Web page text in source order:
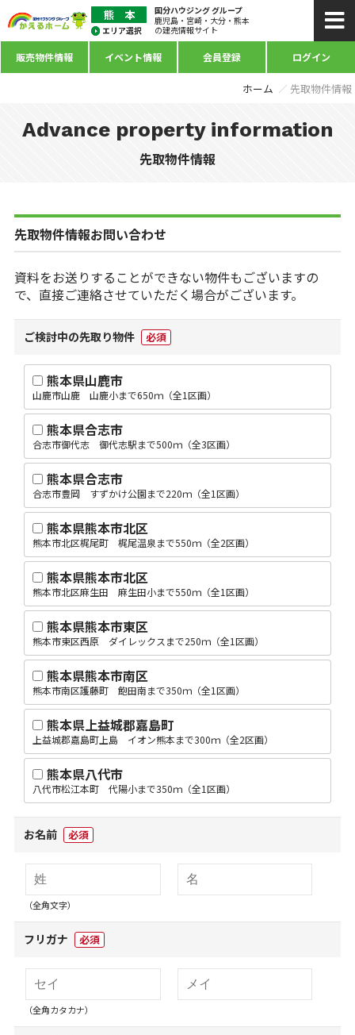
国分ハウジング グループ
鹿児島・宮崎・大分・熊本
の建売情報サイト
販売物件情報 イベント情報 会員登録 ログイン
ホーム 先取物件情報
Advance property information
先取物件情報
先取物件情報お問い合わせ
資料をお送りすることができない物件もございますの
で、直接ご連絡させていただく場合がございます。
ご検討中の先取り物件 必須
熊本県山鹿市
山鹿市山鹿 山鹿小まで650ｍ（全1区画）
熊本県合志市
合志市御代志 御代志駅まで500ｍ（全3区画）
熊本県合志市
合志市豊岡 すずかけ公園まで220ｍ（全1区画）
熊本県熊本市北区
熊本市北区梶尾町 梶尾温泉まで550ｍ（全2区画）
熊本県熊本市北区
熊本市北区麻生田 麻生田小まで550ｍ（全1区画）
熊本県熊本市東区
熊本市東区西原 ダイレックスまで250ｍ（全1区画）
熊本県熊本市南区
熊本市南区護藤町 飽田南まで350ｍ（全1区画）
熊本県上益城郡嘉島町
上益城郡嘉島町上島 イオン熊本まで300ｍ（全2区画）
熊本県八代市
八代市松江本町 代陽小まで350ｍ（全1区画）
お名前 必須
（全角文字）
フリガナ 必須
（全角カタカナ）